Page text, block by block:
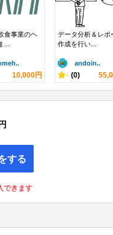
食事業のヘ
...
10,000円
データ分析＆レポ
作成を行い...
andoin..
- (0)
円
する
できます